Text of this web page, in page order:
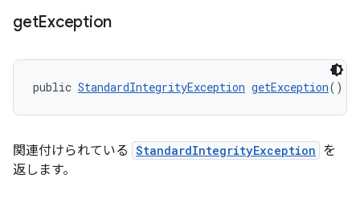
getException
public StandardIntegrityException getException()
関連付けられている StandardIntegrityException を
返します。